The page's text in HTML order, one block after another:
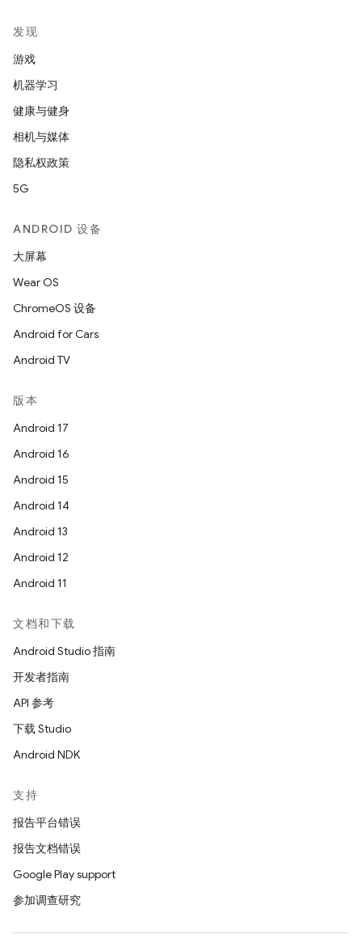
发现
游戏
机器学习
健康与健身
相机与媒体
隐私权政策
5G
ANDROID 设备
大屏幕
Wear OS
ChromeOS 设备
Android for Cars
Android TV
版本
Android 17
Android 16
Android 15
Android 14
Android 13
Android 12
Android 11
文档和下载
Android Studio 指南
开发者指南
API 参考
下载 Studio
Android NDK
支持
报告平台错误
报告文档错误
Google Play support
参加调查研究